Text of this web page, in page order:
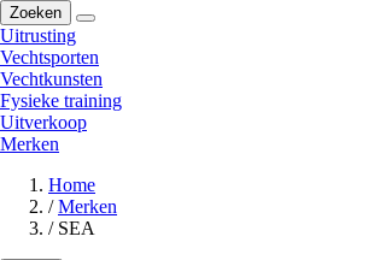
Zoeken
Uitrusting
Vechtsporten
Vechtkunsten
Fysieke training
Uitverkoop
Merken
Home
/ Merken
/ SEA